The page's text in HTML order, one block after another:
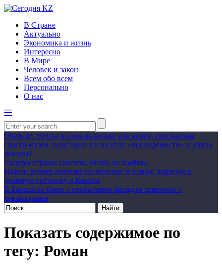
В Стране
Актуально
Экономика и жизнь
Интересно
В Мире
Человек и закон
Всем обо всем
Персонально
О нас
Очереди, толпы и ноль выручки: как акция, призванная
спасти музеи, подсадила их на иглу «посещаемости» и убила
доходы?
Лидеры страны советов: жизнь не взаймы
Назван размер платежа по ипотеке за самую дорогую и
дешевую гостинку в Казани
В Балашихе баню с необычным фасадом сравнили с
крематорием
Показать содержимое по
тегу: Роман